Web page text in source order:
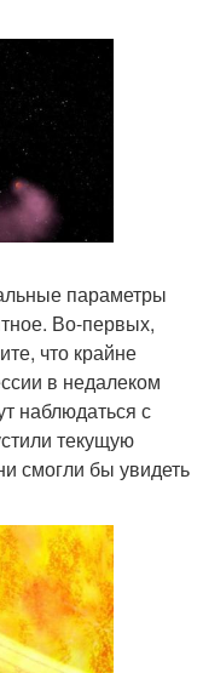
параметры
Во-первых,
что крайне
в недалеком
наблюдаться с
текущую
смогли бы увидеть